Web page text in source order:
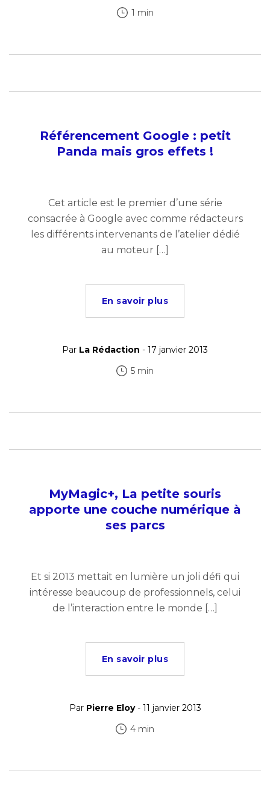
1 min
Référencement Google : petit
Panda mais gros effets !
Cet article est le premier d’une série
consacrée à Google avec comme rédacteurs
les différents intervenants de l’atelier dédié
au moteur […]
En savoir plus
Par La Rédaction - 17 janvier 2013
5 min
MyMagic+, La petite souris
apporte une couche numérique à
ses parcs
Et si 2013 mettait en lumière un joli défi qui
intéresse beaucoup de professionnels, celui
de l’interaction entre le monde […]
En savoir plus
Par Pierre Eloy- 11 janvier 2013
4 min